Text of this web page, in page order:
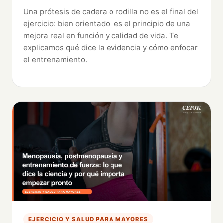
Una prótesis de cadera o rodilla no es el final del
ejercicio: bien orientado, es el principio de una
mejora real en función y calidad de vida. Te
explicamos qué dice la evidencia y cómo enfocar
el entrenamiento.
EJERCICIO Y SALUD PARA MAYORES